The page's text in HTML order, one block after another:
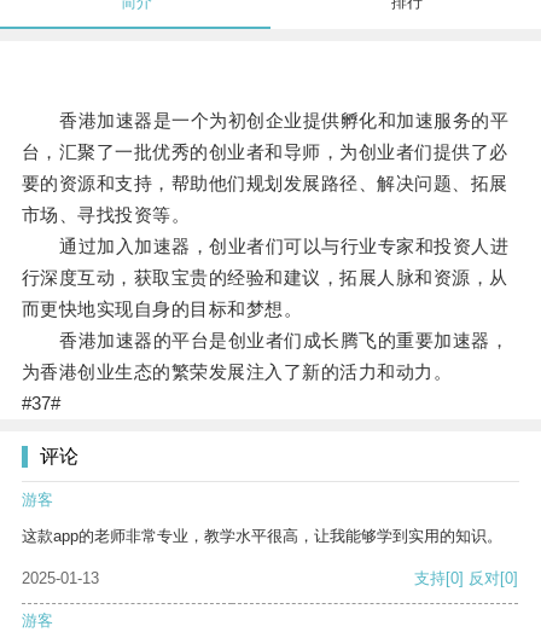
香港加速器是一个为初创企业提供孵化和加速服务的平
台，汇聚了一批优秀的创业者和导师，为创业者们提供了必
要的资源和支持，帮助他们规划发展路径、解决问题、拓展
市场、寻找投资等。
通过加入加速器，创业者们可以与行业专家和投资人进
行深度互动，获取宝贵的经验和建议，拓展人脉和资源，从
而更快地实现自身的目标和梦想。
香港加速器的平台是创业者们成长腾飞的重要加速器，
为香港创业生态的繁荣发展注入了新的活力和动力。
#37#
评论
游客
这款app的老师非常专业，教学水平很高，让我能够学到实用的知识。
2025-01-13 支持[0] 反对[0]
游客